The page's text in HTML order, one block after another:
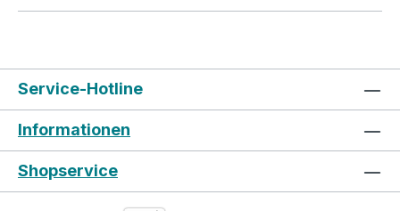
Service-Hotline
Informationen
Shopservice